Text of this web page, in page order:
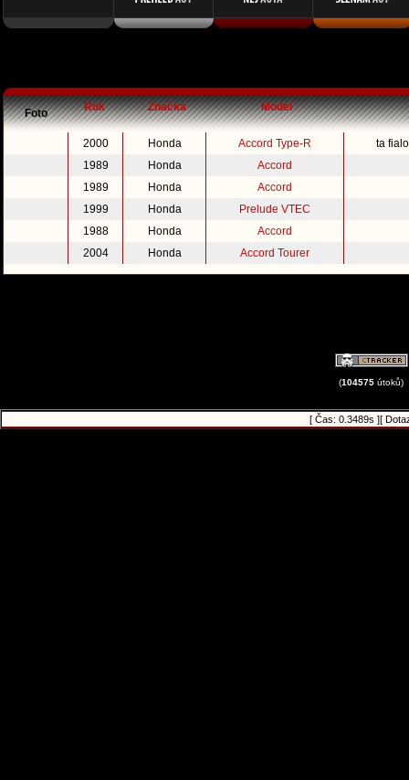
Foto Rok Značka Model
2000 Honda Accord Type-R
ta
1989
Honda
Accord
1989
Honda
Accord
1999
Honda
Prelude VTEC
1988
Honda
Accord
2004
Honda Accord Tourer
(104575 útoků)
[ Čas: 0.3489s ][